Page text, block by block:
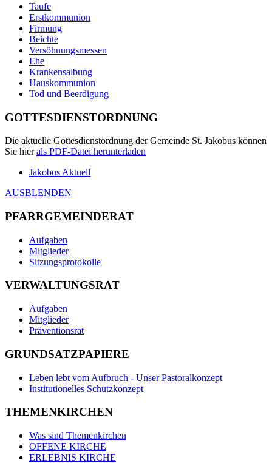
Taufe
Erstkommunion
Firmung
Beichte
Versöhnungsmessen
Ehe
Krankensalbung
Hauskommunion
Tod und Beerdigung
GOTTESDIENSTORDNUNG
Die aktuelle Gottesdienstordnung der Gemeinde St. Jakobus können
Sie hierals PDF-Datei herunterladen
Jakobus Aktuell
AUSBLENDEN
PFARRGEMEINDERAT
Aufgaben
Mitglieder
Sitzungsprotokolle
VERWALTUNGSRAT
Aufgaben
Mitglieder
Präventionsrat
GRUNDSATZPAPIERE
Leben lebt vom Aufbruch - Unser Pastoralkonzept
Institutionelles Schutzkonzept
THEMENKIRCHEN
Was sind Themenkirchen
OFFENE KIRCHE
ERLEBNIS KIRCHE